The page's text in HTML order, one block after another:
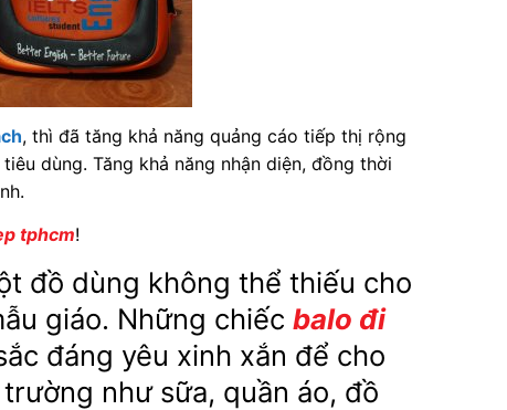
, thì đã tăng khả năng quảng cáo tiếp thị rộng
dùng. Tăng khả năng nhận diện, đồng thời
tphcm!
đồ dùng không thể thiếu cho
giáo. Những chiếcbalo đi
đáng yêu xinh xắn để cho
như sữa, quần áo, đồ